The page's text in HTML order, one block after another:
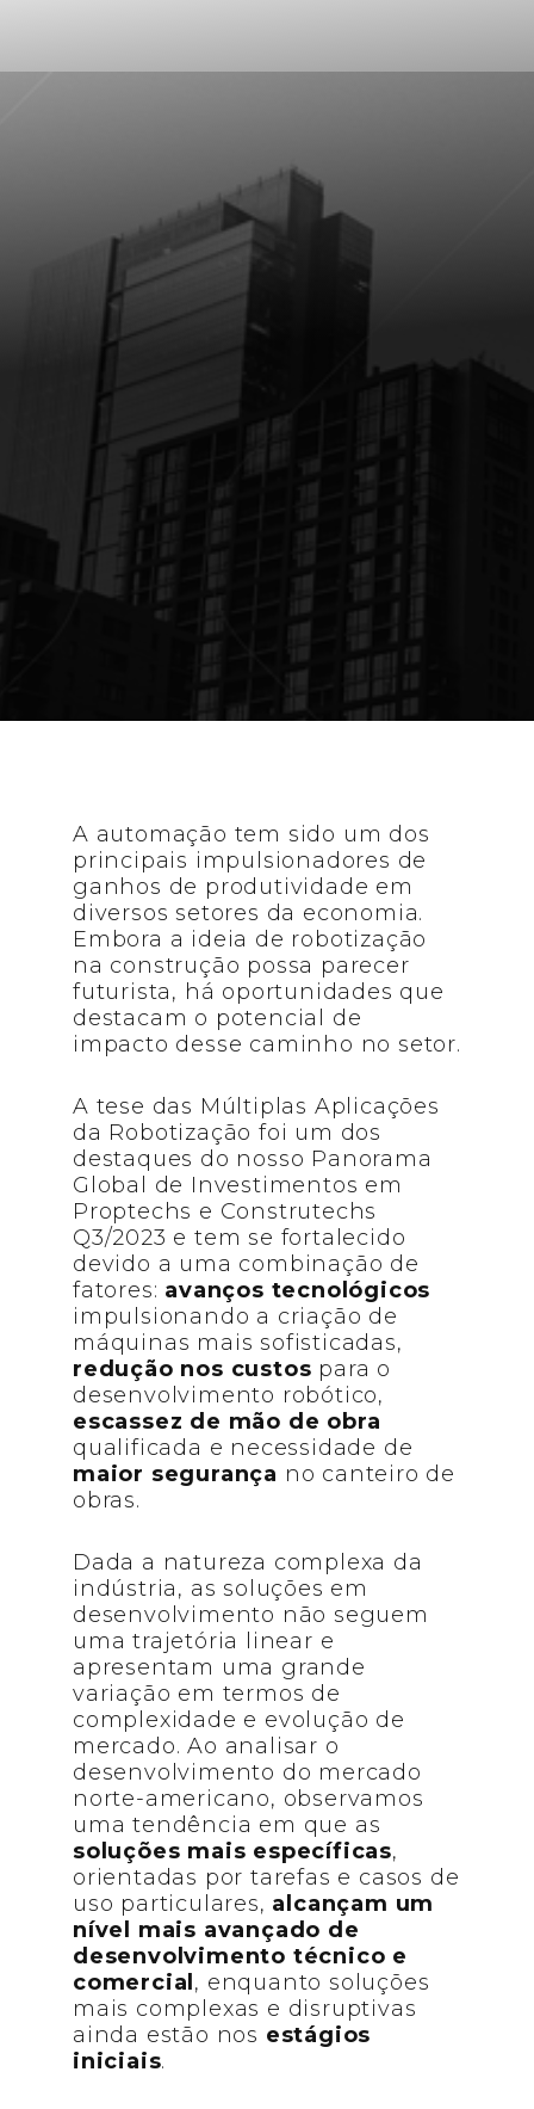
A robotização avança em setores, mas
construção ainda é limitada; novos
investimentos trazem novas
perspectivas.
A automação tem sido um dos
principais impulsionadores de
ganhos de produtividade em
diversos setores da economia.
Embora a ideia de robotização
na construção possa parecer
futurista, há oportunidades que
destacam o potencial de
impacto desse caminho no setor.
A tese das Múltiplas Aplicações
da Robotização foi um dos
destaques do nosso Panorama
Global de Investimentos em
Proptechs e Construtechs
Q3/2023 e tem se fortalecido
devido a uma combinação de
fatores: avanços tecnológicos
impulsionando a criação de
máquinas mais sofisticadas,
redução nos custos para o
desenvolvimento robótico,
escassez de mão de obra
qualificada e necessidade de
maior segurança no canteiro de
obras.
Dada a natureza complexa da
indústria, as soluções em
desenvolvimento não seguem
uma trajetória linear e
apresentam uma grande
variação em termos de
complexidade e evolução de
mercado. Ao analisar o
desenvolvimento do mercado
norte-americano, observamos
uma tendência em que as
soluções mais específicas,
orientadas por tarefas e casos de
uso particulares, alcançam um
nível mais avançado de
desenvolvimento técnico e
comercial , enquanto soluções
mais complexas e disruptivas
ainda estão nos estágios
iniciais.